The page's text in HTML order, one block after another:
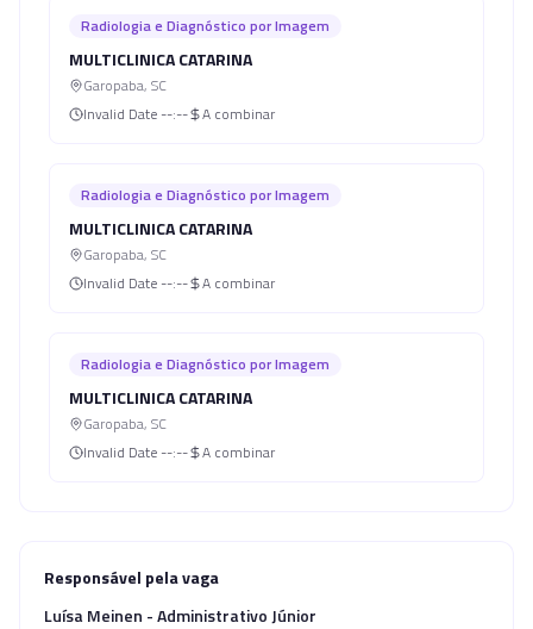
Radiologia e Diagnóstico por Imagem
MULTICLINICA CATARINA
Garopaba, SC
Invalid Date --:-- A combinar
Radiologia e Diagnóstico por Imagem
MULTICLINICA CATARINA
Garopaba, SC
Invalid Date --:-- A combinar
Radiologia e Diagnóstico por Imagem
MULTICLINICA CATARINA
Garopaba, SC
Invalid Date --:-- A combinar
Responsável pela vaga
Luísa Meinen - Administrativo Júnior